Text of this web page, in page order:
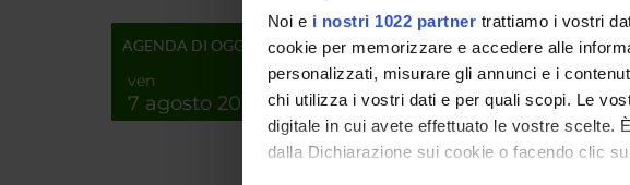
Noi e i nostri 1022 partner trattiamo i vostri
cookie per memorizzare e accedere alle
personalizzati, misurare gli annunci e i
chi utilizza i vostri dati e per quali scopi. Le
digitale in cui avete effettuato le vostre scelte.
dalla Dichiarazione sui cookie o facendo clic
AGENDA DI OGGI
ven
7 agosto 2026